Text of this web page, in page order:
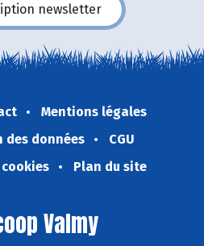
newsletter
Mentions légales
des données
CGU
Plan du site
Valmy